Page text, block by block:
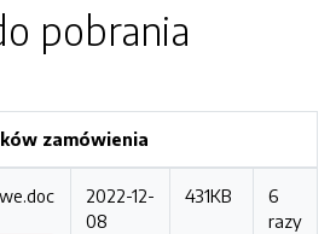
pobrania
zamówienia
2022-12-
08
431KB
6
razy